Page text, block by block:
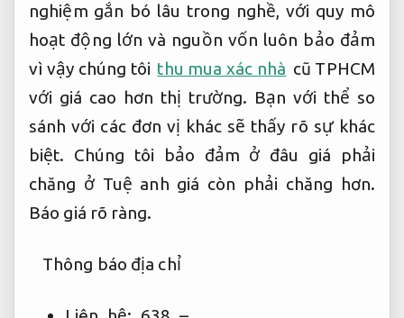
nghiệm gắn bó lâu trong nghề, với quy mô
hoạt động lớn và nguồn vốn luôn bảo đảm
vì vậy chúng tôi thu mua xác nhà cũ TPHCM
với giá cao hơn thị trường. Bạn với thể so
sánh với các đơn vị khác sẽ thấy rõ sự khác
biệt. Chúng tôi bảo đảm ở đâu giá phải
chăng ở Tuệ anh giá còn phải chăng hơn.
Báo giá rõ ràng.
Thông báo địa chỉ